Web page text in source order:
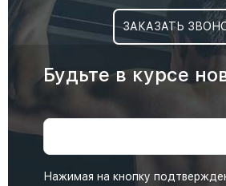
ЗАКАЗАТЬ
Будьте в курсе
Нажимая на кнопку